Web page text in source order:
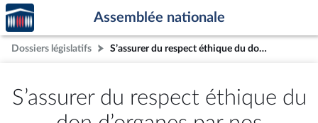
Aller au contenu
Aller en bas de la page
Accèder
à la
page
d'accueil
Assemblée nationale
Dossiers législatifs S’assurer du respect éthique du don d’organes par nos partenaires non européens
S’assurer du respect éthique du